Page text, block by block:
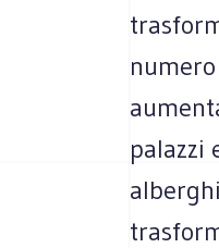
palazzi